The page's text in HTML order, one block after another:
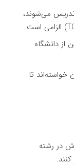
تدریس می‌شوند،
از دانشگاه
خواسته‌اند تا
در رشته